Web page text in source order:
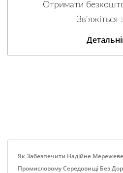
Отримати
Зв'яжіться
Як Забезпечити Надійне
Промисловому Середовищі Без